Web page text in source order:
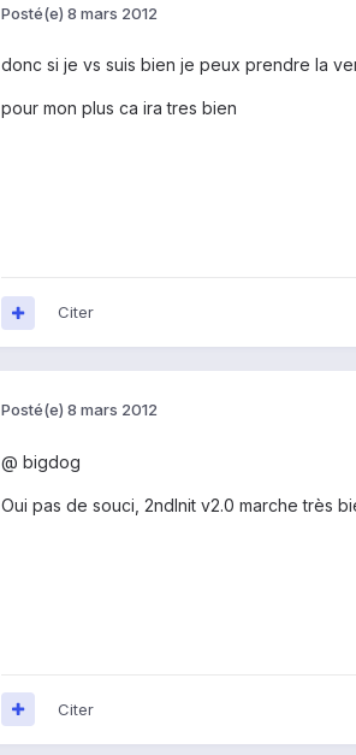
Posté(e) 8 mars 2012
donc si je vs suis bien je peux prendre la
pour mon plus ca ira tres bien
Citer
Posté(e) 8 mars 2012
@ bigdog
Oui pas de souci, 2ndInit v2.0 marche très
Citer